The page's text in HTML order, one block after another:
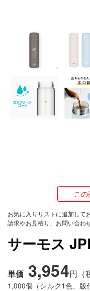
ボ
ッ
ビ
ス
FAQ
こ
お気に入りリストに追加して
請求やお見積り、お問い合わ
サーモス
単価 3,954円（
1,000個（シルク1色、版